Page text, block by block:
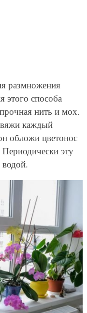
размножения
этого способа
нить и мох.
каждый
обложи цветонос
эту